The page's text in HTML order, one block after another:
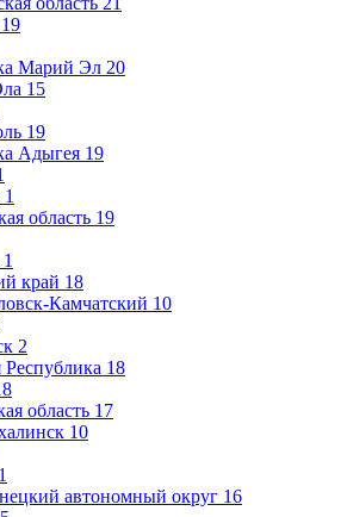
19
Марий Эл 20
15
19
Адыгея 19
1
область 19
1
край 18
Камчатский 10
2
Республика 18
область 17
10
1
автономный округ 16